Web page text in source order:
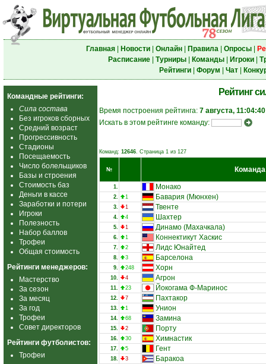
Главная| Новости| Онлайн| Правила| Опросы|
Расписание| Турниры| Команды| Игроки|
Рейтинги| Форум Чат|
Командные рейтинги:
Сила состава
Без игроков сборных
Средний возраст
Прогрессивность
Стадионы
Посещаемость
Число болельщиков
Базы и строения
Стоимость баз
Деньги в кассе
Заработки и потери
Игроки
Полезность
Набор баллов
Трофеи
Общая стоимость
Рейтинги менеджеров:
Мастерство
За сезон
За месяц
За год
Трофеи
Совет директоров
Рейтинги футболистов:
Трофеи
Рейтинг
Время построения рейтинга: 7 августа, 11:04:40
Искать в этом рейтинге команду:
Команд: 12646. Страница 1 из 127
№ Команда
1. Монако
2. 1 Бавария (Мюнхен)
3. 1 Твенте
4. 4 Шахтер
5. 1 Динамо (Махачкала)
6. 1 Коннектикут Хаскис
7. 2 Лидс Юнайтед
8. 3 Барселона
9. 248 Хорн
10. 4 Агрон
11. 23 Йокогама Ф-Маринос
12. 7 Пахтакор
13. 1 Унион
14. 68 Замина
15. 2 Порту
16. 30 Химнастик
17. 5 Гент
18. 3 Баракоа